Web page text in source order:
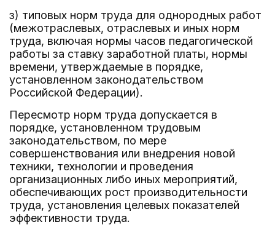
з) типовых норм труда для однородных работ
(межотраслевых, отраслевых и иных норм
труда, включая нормы часов педагогической
работы за ставку заработной платы, нормы
времени, утверждаемые в порядке,
установленном законодательством
Российской Федерации).
Пересмотр норм труда допускается в
порядке, установленном трудовым
законодательством, по мере
совершенствования или внедрения новой
техники, технологии и проведения
организационных либо иных мероприятий,
обеспечивающих рост производительности
труда, установления целевых показателей
эффективности труда.